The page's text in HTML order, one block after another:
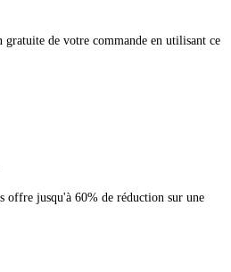
de votre commande en utilisant ce
offre jusqu'à 60% de réduction sur une